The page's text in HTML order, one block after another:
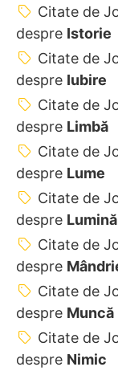
Citate de
despre Istorie
Citate de
despre Iubire
Citate de
despre Limbă
Citate de
despre Lume
Citate de
despre Lumină
Citate de
despre
Citate de
despre Muncă
Citate de
despre Nimic